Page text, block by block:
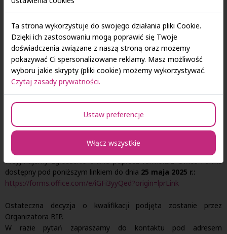
(geografia turystyki, narzędzia prognozowania pogody,
geolokalizacja, czytanie map, interpretacja i promocja
dziedzictwa kulturowego itp.
techniki i narzędzia przewodnictwa turystycznego
(perswazyjne przemówienia, struktura wypowiedzi, techniki
mowy ciała, podstawy opowiadania historii poprzez
rzeczywiste wycieczki po mieście, wizyty w muzeach,
Dostępne jest atrakcyjne dofinansowanie ze środków programu
Erasmus+ w granicach
od 1.020 euro do 1.228 euro!
Przyjmujemy zgłoszenia online poprzez formularz Office Forms
dostępny pod poniższym linkiem do dnia 25 maja 2025 r.:
https://forms.office.com/e/iGFi3yyQed?origin=lprLink
Ostateczna decyzja o kwalifikacji podjęta zostanie przez
Organizatora BIP.
W razie pytań zapraszamy do kontaktu pod adresem
Ta strona wykorzystuje do swojego działania pliki Cookie.
Dzięki ich zastosowaniu mogą poprawić się Twoje
doświadczenia związane z naszą stroną oraz możemy
pokazywać Ci spersonalizowane reklamy. Masz możliwość
wyboru jakie skrypty (pliki cookie) możemy wykorzystywać.
Czytaj zasady prywatności.
Ustaw preferencje
Włącz wszystkie